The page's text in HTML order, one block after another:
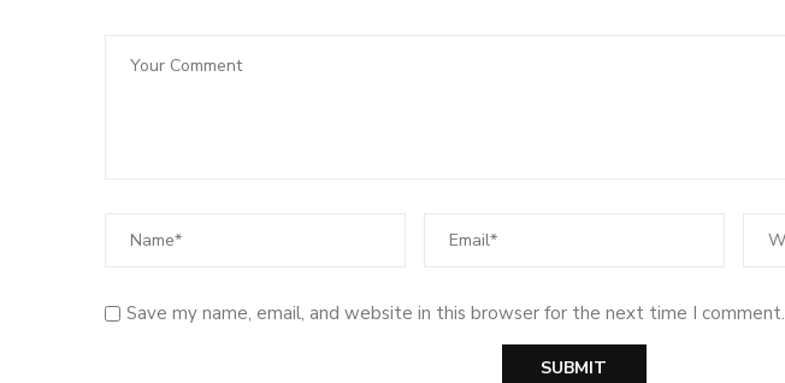
Save my name, email, and website in this browser for the next time I comment.